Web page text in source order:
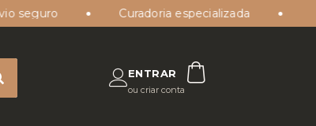
Curadoria especializada
ENTRAR
ou criar conta